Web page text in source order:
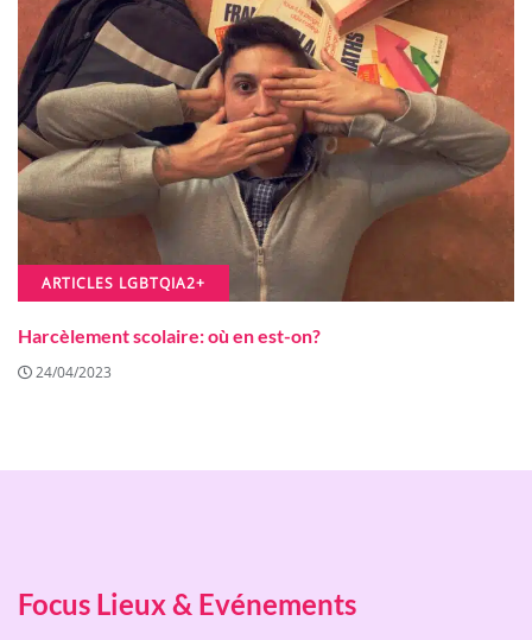
ARTICLES LGBTQIA2+
Harcèlement scolaire: où en est-on?
24/04/2023
Focus Lieux & Evénements